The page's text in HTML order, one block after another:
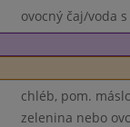
ovocný čaj/voda
chléb, pom.
zelenina nebo